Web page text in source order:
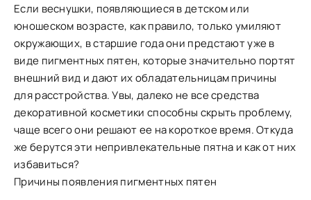
Если веснушки, появляющиеся в детском или
юношеском возрасте, как правило, только умиляют
окружающих, в старшие года они предстают уже в
виде пигментных пятен, которые значительно портят
внешний вид и дают их обладательницам причины
для расстройства. Увы, далеко не все средства
декоративной косметики способны скрыть проблему,
чаще всего они решают ее на короткое время. Откуда
же берутся эти непривлекательные пятна и как от них
избавиться?
Причины появления пигментных пятен